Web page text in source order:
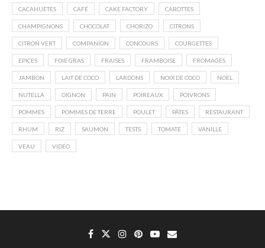
CACAHUÈTES CAFÉ CAKE FACTORY CAROTTES
CHAMPIGNONS CHOCOLAT CHORIZO CITRONS
CITRON VERT COMPANION CONCOURS COURGETTES
EPICES FOIE GRAS FRAISES FRAMBOISE FROMAGES
JAMBON LAIT DE COCO LARDONS NOIX DE COCO NOËL
NUTELLA OIGNON PAIN POIREAUX POIVRONS
POMMES POMMES DE TERRE POULET PÂTES RESTAURANT
RHUM RIZ SAUMON TESTS TOMATE VANILLE
VEAU VIDÉO